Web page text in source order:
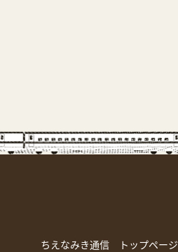
ちえなみき通信 トップページ